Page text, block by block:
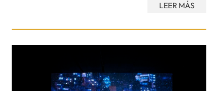
LEER MÁS